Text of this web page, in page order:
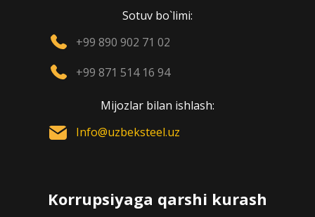
Sotuv bo`limi:
+99 890 902 71 02
+99 871 514 16 94
Mijozlar bilan ishlash:
Info@uzbeksteel.uz
Korrupsiyaga qarshi kurash